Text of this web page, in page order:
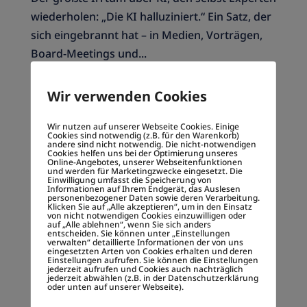
wiederholen: „Die KI halluziniert.“ Ein Satz, der
sich eingebrannt hat – in Medien, Vorträgen,
Board-Meetings und...
Investments in OmegaLambdaTec GmbH
Decentralized society,Digitale Empathie,Digitale
Gesellschaft,Dr. Rene Fassbender,Geschäftsmodell-
Innovation,High Tech,KI,Klima,OmegaLambdaTec
Smart Data,Smarte Geschäftsmodelle,Zukunft
Investment in OmegaLambdaTec GmbH Am
13. Oktober 2025 habe ich Anteile an der
Münchner Hightech-Firma OmegaLambdaTec
GmbH erworben – in Form von OLT-GmbH
Wir verwenden Cookies
Wir nutzen auf unserer Webseite Cookies. Einige
Cookies sind notwendig (z.B. für den Warenkorb)
andere sind nicht notwendig. Die nicht-notwendigen
Cookies helfen uns bei der Optimierung unseres
Online-Angebotes, unserer Webseitenfunktionen
und werden für Marketingzwecke eingesetzt. Die
Einwilligung umfasst die Speicherung von
Informationen auf Ihrem Endgerät, das Auslesen
personenbezogener Daten sowie deren Verarbeitung.
Klicken Sie auf „Alle akzeptieren“, um in den Einsatz
von nicht notwendigen Cookies einzuwilligen oder
auf „Alle ablehnen“, wenn Sie sich anders
entscheiden. Sie können unter „Einstellungen
verwalten“ detaillierte Informationen der von uns
eingesetzten Arten von Cookies erhalten und deren
Einstellungen aufrufen. Sie können die Einstellungen
jederzeit aufrufen und Cookies auch nachträglich
jederzeit abwählen (z.B. in der Datenschutzerklärung
oder unten auf unserer Webseite).